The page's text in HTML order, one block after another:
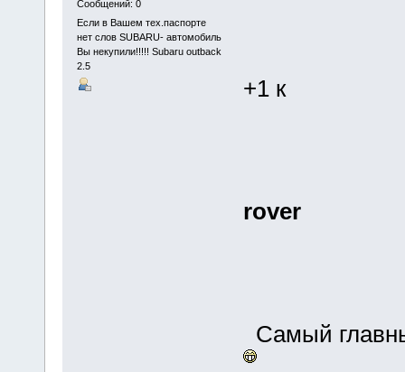
Сообщений: 0
Если в Вашем тех.паспорте
нет слов SUBARU- автомобиль
Вы некупили!!!!! Subaru outback
2.5
+1 к
rover
Самый